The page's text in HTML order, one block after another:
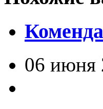
06 июня